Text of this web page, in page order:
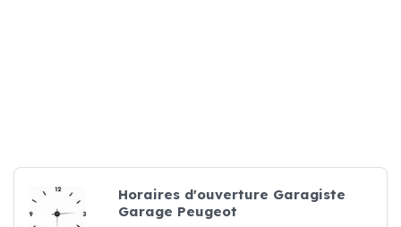
Horaires d'ouverture Garagiste
Garage Peugeot